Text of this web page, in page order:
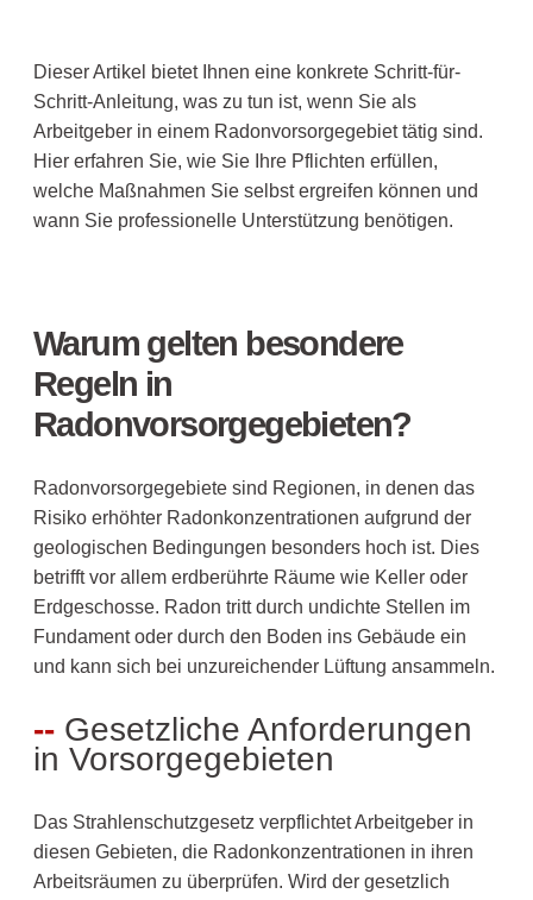
Dieser Artikel bietet Ihnen eine konkrete Schritt-für-
Schritt-Anleitung, was zu tun ist, wenn Sie als
Arbeitgeber in einem Radonvorsorgegebiet tätig sind.
Hier erfahren Sie, wie Sie Ihre Pflichten erfüllen,
welche Maßnahmen Sie selbst ergreifen können und
wann Sie professionelle Unterstützung benötigen.
Warum gelten besondere
Regeln in
Radonvorsorgegebieten?
Radonvorsorgegebiete sind Regionen, in denen das
Risiko erhöhter Radonkonzentrationen aufgrund der
geologischen Bedingungen besonders hoch ist. Dies
betrifft vor allem erdberührte Räume wie Keller oder
Erdgeschosse. Radon tritt durch undichte Stellen im
Fundament oder durch den Boden ins Gebäude ein
und kann sich bei unzureichender Lüftung ansammeln.
Gesetzliche Anforderungen
in Vorsorgegebieten
Das Strahlenschutzgesetz verpflichtet Arbeitgeber in
diesen Gebieten, die Radonkonzentrationen in ihren
Arbeitsräumen zu überprüfen. Wird der gesetzlich